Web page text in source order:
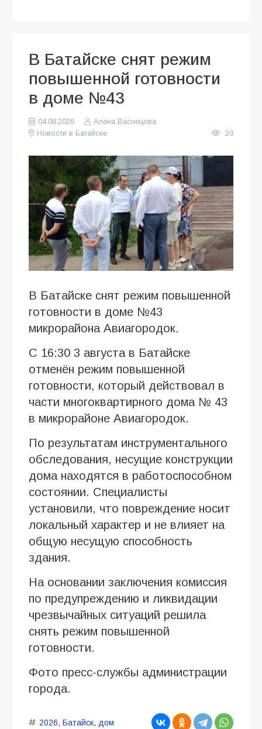
В Батайске снят режим
повышенной готовности
в доме №43
04.08.2026
Алена Васнецова
Новости в Батайске
20
В Батайске снят режим повышенной
готовности в доме №43
микрорайона Авиагородок.
С 16:30 3 августа в Батайске
отменён режим повышенной
готовности, который действовал в
части многоквартирного дома № 43
в микрорайоне Авиагородок.
По результатам инструментального
обследования, несущие конструкции
дома находятся в работоспособном
состоянии. Специалисты
установили, что повреждение носит
локальный характер и не влияет на
общую несущую способность
здания.
На основании заключения комиссия
по предупреждению и ликвидации
чрезвычайных ситуаций решила
снять режим повышенной
готовности.
Фото пресс-службы администрации
города.
2026, Батайск, дом